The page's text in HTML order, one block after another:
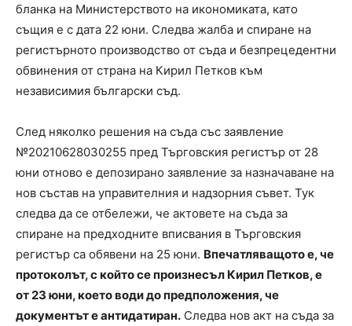
бланка на Министерството на икономиката, като
същия е с дата 22 юни. Следва жалба и спиране на
регистърното производство от съда и безпрецедентни
обвинения от страна на Кирил Петков към
независимия български съд.
След няколко решения на съда със заявление
№20210628030255 пред Търговския регистър от 28
юни отново е депозирано заявление за назначаване на
нов състав на управителния и надзорния съвет. Тук
следва да се отбележи, че актовете на съда за
спиране на предходните вписвания в Търговския
регистър са обявени на 25 юни. Впечатляващото е, че
протоколът, с който се произнесъл Кирил Петков, е
от 23 юни, което води до предположения, че
документът е антидатиран. Следва нов акт на съда за